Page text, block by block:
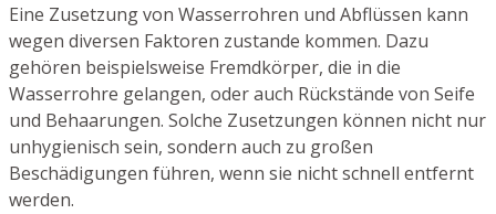
Eine Zusetzung von Wasserrohren und Abflüssen kann
wegen diversen Faktoren zustande kommen. Dazu
gehören beispielsweise Fremdkörper, die in die
Wasserrohre gelangen, oder auch Rückstände von Seife
und Behaarungen. Solche Zusetzungen können nicht nur
unhygienisch sein, sondern auch zu großen
Beschädigungen führen, wenn sie nicht schnell entfernt
werden.